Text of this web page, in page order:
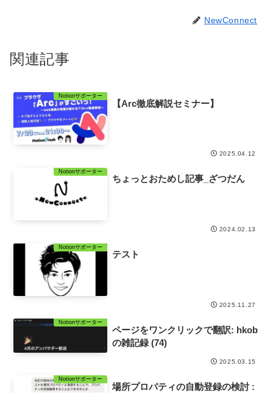
NewConnect
関連記事
Notionサポーター
【Arc徹底解説セミナー】
2025.04.12
Notionサポーター
ちょっとおためし記事_ざつだん
2024.02.13
Notionサポーター
テスト
2025.11.27
Notionサポーター
ページをワンクリックで翻訳: hkob
の雑記録 (74)
2025.03.15
Notionサポーター
場所プロパティの自動登録の検討 :